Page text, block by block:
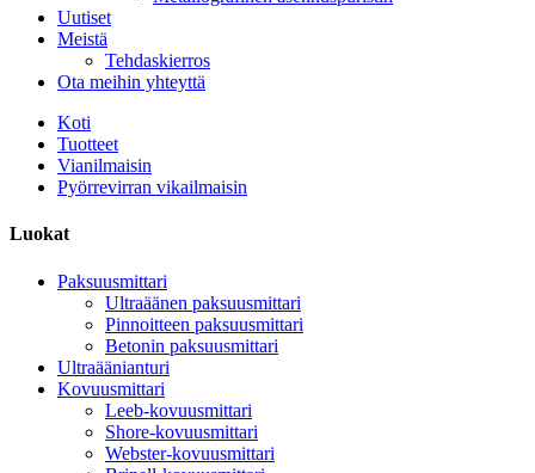
Uutiset
Meistä
Tehdaskierros
Ota meihin yhteyttä
Koti
Tuotteet
Vianilmaisin
Pyörrevirran vikailmaisin
Luokat
Paksuusmittari
Ultraäänen paksuusmittari
Pinnoitteen paksuusmittari
Betonin paksuusmittari
Ultraäänianturi
Kovuusmittari
Leeb-kovuusmittari
Shore-kovuusmittari
Webster-kovuusmittari